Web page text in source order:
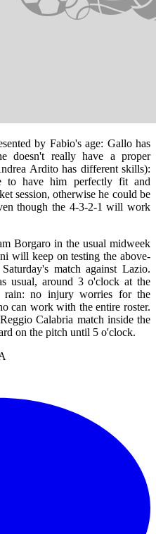
by Fabio's age: Gallo has
doesn't really have a proper
Ardito has different skills):
to have him perfectly fit and
session, otherwise he could be
though the 4-3-2-1 will work
Borgaro in the usual midweek
will keep on testing the above-
match against Lazio.
usual, around 3 o'clock at the
rain: no injury worries for the
can work with the entire roster.
Calabria match inside the
on the pitch until 5 o'clock.